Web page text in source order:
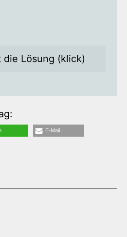
die Lösung (klick)
E-Mail